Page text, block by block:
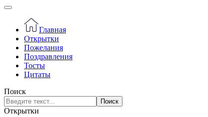
Главная
Открытки
Пожелания
Поздравления
Тосты
Цитаты
Поиск
Поиск
Открытки